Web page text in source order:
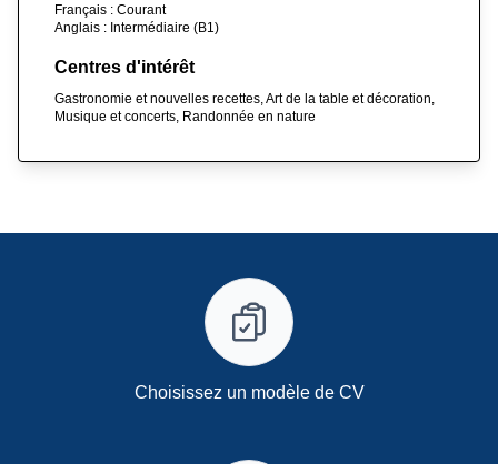
Français : Courant
Anglais : Intermédiaire (B1)
Centres d'intérêt
Gastronomie et nouvelles recettes, Art de la table et décoration,
Musique et concerts, Randonnée en nature
Choisissez un modèle de CV